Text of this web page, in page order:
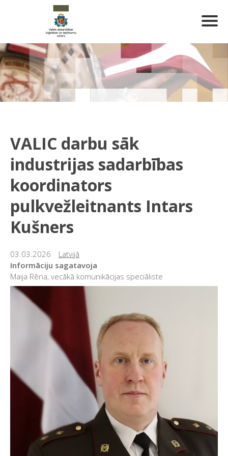
VALIC darbu sāk
industrijas sadarbības
koordinators
pulkvežleitnants Intars
Kušners
03.03.2026
Latvijā
Informāciju sagatavoja
Maija Rēna, vecākā komunikācijas speciāliste